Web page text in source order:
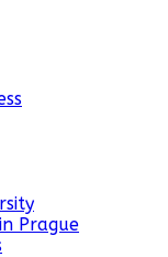
Prague